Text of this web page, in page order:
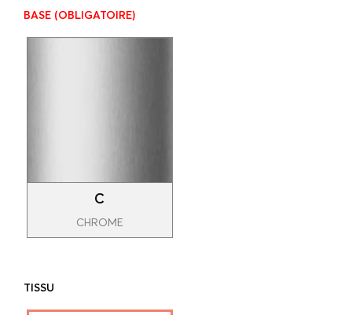
BASE (OBLIGATOIRE)
C
CHROME
TISSU